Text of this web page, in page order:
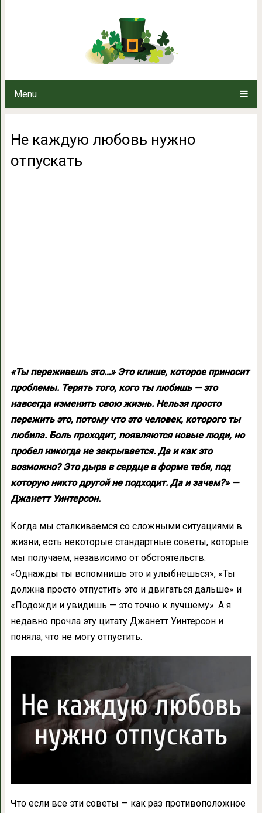
Menu
Не каждую любовь
Не каждую любовь нужно
отпускать
«Ты переживешь это…» Это клише, которое приносит
проблемы. Терять того, кого ты любишь — это
навсегда изменить свою жизнь. Нельзя просто
пережить это, потому что это человек, которого ты
любила. Боль проходит, появляются новые люди, но
пробел никогда не закрывается. Да и как это
возможно? Это дыра в сердце в форме тебя, под
которую никто другой не подходит. Да и зачем?» —
Джанетт Уинтерсон.
Когда мы сталкиваемся со сложными ситуациями в
жизни, есть некоторые стандартные советы, которые
мы получаем, независимо от обстоятельств.
«Однажды ты вспомнишь это и улыбнешься», «Ты
должна просто отпустить это и двигаться дальше» и
«Подожди и увидишь — это точно к лучшему». А я
недавно прочла эту цитату Джанетт Уинтерсон и
поняла, что не могу отпустить.
Что если все эти советы — как раз противоположное